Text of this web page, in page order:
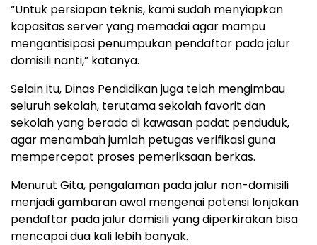
“Untuk persiapan teknis, kami sudah menyiapkan
kapasitas server yang memadai agar mampu
mengantisipasi penumpukan pendaftar pada jalur
domisili nanti,” katanya.
Selain itu, Dinas Pendidikan juga telah mengimbau
seluruh sekolah, terutama sekolah favorit dan
sekolah yang berada di kawasan padat penduduk,
agar menambah jumlah petugas verifikasi guna
mempercepat proses pemeriksaan berkas.
Menurut Gita, pengalaman pada jalur non-domisili
menjadi gambaran awal mengenai potensi lonjakan
pendaftar pada jalur domisili yang diperkirakan bisa
mencapai dua kali lebih banyak.